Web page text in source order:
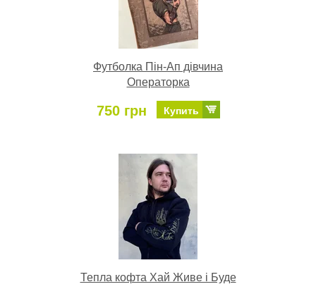
Футболка Пін-Ап дівчина
Операторка
750 грн Купить
Тепла кофта Хай Живе і Буде